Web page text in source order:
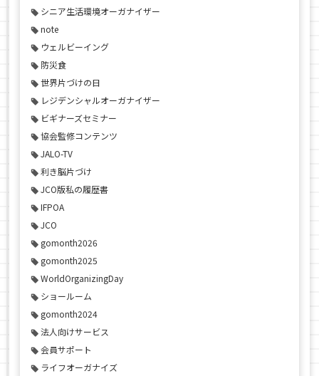
シニア生活環境オーガナイザー
note
ウェルビーイング
防災食
世界片づけの日
レジデンシャルオーガナイザー
ビギナーズセミナー
協会監修コンテンツ
JALO-TV
利き脳片づけ
JCO版私の履歴書
IFPOA
JCO
gomonth2026
gomonth2025
WorldOrganizingDay
ショールーム
gomonth2024
法人向けサービス
会員サポート
ライフオーガナイズ